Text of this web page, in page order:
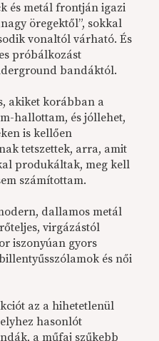
és metál frontján igazi
öregektől”, sokkal
vonaltól várható. És
próbálkozást
bandáktól.
akiket korábban a
hallottam, és jóllehet,
is kellően
tetszettek, arra, amit
produkáltak, meg kell
számítottam.
dallamos metál
virgázástól
iszonyúan gyors
és női
az a hihetetlenül
hasonlót
a műfaj szűkebb